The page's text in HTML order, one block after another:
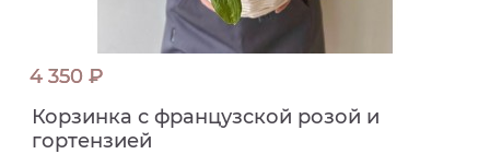
4 350 ₽
Корзинка с французской розой и
гортензией